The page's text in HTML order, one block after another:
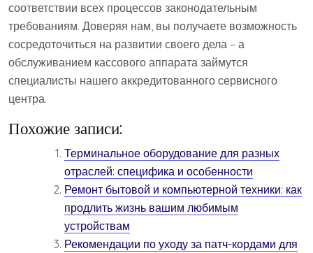
соответствии всех процессов законодательным
требованиям. Доверяя нам, вы получаете возможность
сосредоточиться на развитии своего дела – а
обслуживанием кассового аппарата займутся
специалисты нашего аккредитованного сервисного
центра.
Похожие записи:
Терминальное оборудование для разных
отраслей: специфика и особенности
Ремонт бытовой и компьютерной техники: как
продлить жизнь вашим любимым
устройствам
Рекомендации по уходу за патч-кордами для